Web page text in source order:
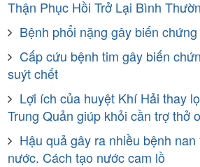
Thận Phục Hồi Trở Lại Bình
Bệnh phổi nặng gây biến
Cấp cứu bệnh tim gây biến
suýt chết
Lợi ích của huyệt Khí Hải thay
Trung Quản giúp khỏi cần trợ thở
Hậu quả gây ra nhiều bệnh
nước. Cách tạo nước cam lồ